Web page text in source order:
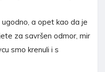
a opet kao da je
za savršen odmor, mir
smo krenuli i s